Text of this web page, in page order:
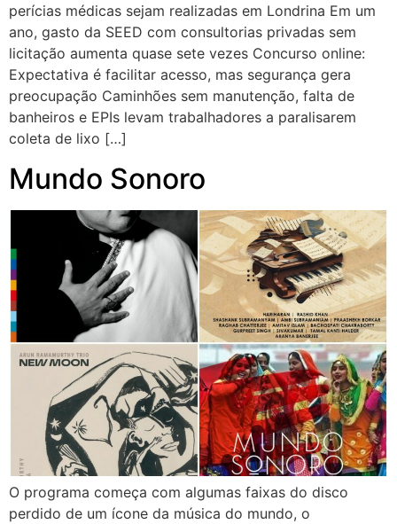
perícias médicas sejam realizadas em Londrina Em um
ano, gasto da SEED com consultorias privadas sem
licitação aumenta quase sete vezes Concurso online:
Expectativa é facilitar acesso, mas segurança gera
preocupação Caminhões sem manutenção, falta de
banheiros e EPIs levam trabalhadores a paralisarem
coleta de lixo […]
Mundo Sonoro
O programa começa com algumas faixas do disco
perdido de um ícone da música do mundo, o